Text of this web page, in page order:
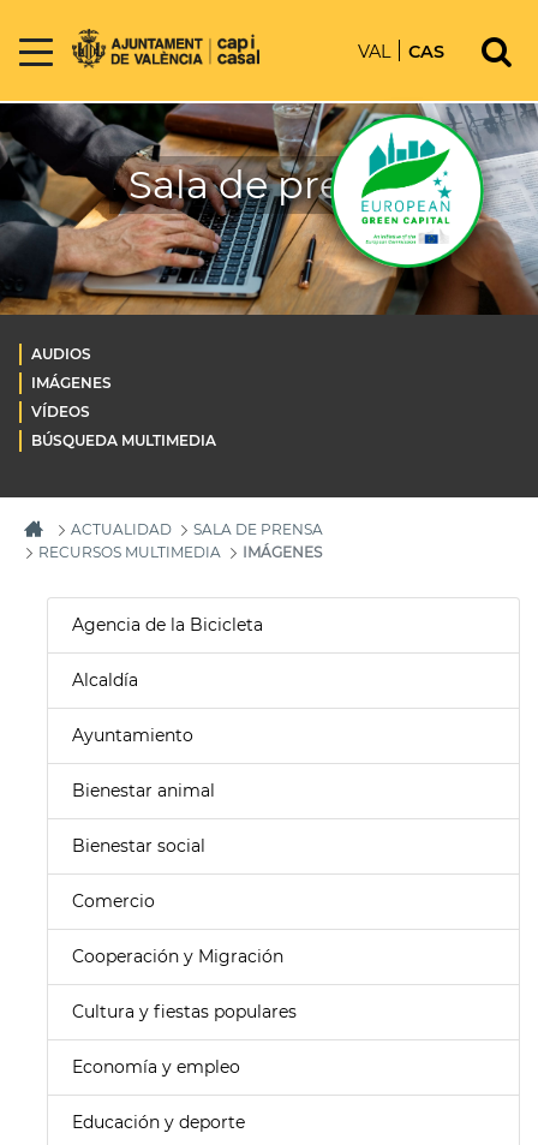
VAL CAS
Sala de prensa
AUDIOS
IMÁGENES
VÍDEOS
BÚSQUEDA MULTIMEDIA
ACTUALIDAD
SALA DE PRENSA
RECURSOS MULTIMEDIA
IMÁGENES
Agencia de la Bicicleta
Alcaldía
Ayuntamiento
Bienestar animal
Bienestar social
Comercio
Cooperación y Migración
Cultura y fiestas populares
Economía y empleo
Educación y deporte